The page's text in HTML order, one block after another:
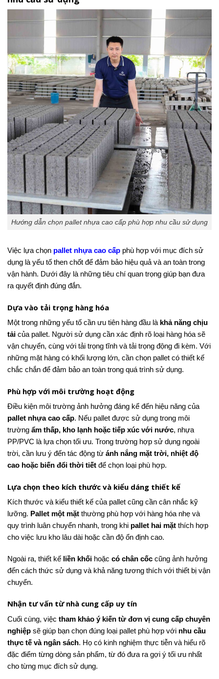
Hướng dẫn chọn pallet nhựa cao cấp phù hợp nhu cầu sử dụng
Việc lựa chọn pallet nhựa cao cấp phù hợp với mục đích sử
dụng là yếu tố then chốt để đảm bảo hiệu quả và an toàn trong
vận hành. Dưới đây là những tiêu chí quan trọng giúp bạn đưa
ra quyết định đúng đắn.
Dựa vào tải trọng hàng hóa
Một trong những yếu tố cần ưu tiên hàng đầu là khả năng chịu
tải của pallet. Người sử dụng cần xác định rõ loại hàng hóa sẽ
vận chuyển, cùng với tải trọng tĩnh và tải trọng động đi kèm. Với
những mặt hàng có khối lượng lớn, cần chọn pallet có thiết kế
chắc chắn để đảm bảo an toàn trong quá trình sử dụng.
Phù hợp với môi trường hoạt động
Điều kiện môi trường ảnh hưởng đáng kể đến hiệu năng của
pallet nhựa cao cấp. Nếu pallet được sử dụng trong môi
trường ẩm thấp, kho lạnh hoặc tiếp xúc với nước, nhựa
PP/PVC là lựa chọn tối ưu. Trong trường hợp sử dụng ngoài
trời, cần lưu ý đến tác động từ ánh nắng mặt trời, nhiệt độ
cao hoặc biến đổi thời tiết để chọn loại phù hợp.
Lựa chọn theo kích thước và kiểu dáng thiết kế
Kích thước và kiểu thiết kế của pallet cũng cần cân nhắc kỹ
lưỡng. Pallet một mặt thường phù hợp với hàng hóa nhẹ và
quy trình luân chuyển nhanh, trong khi pallet hai mặt thích hợp
cho việc lưu kho lâu dài hoặc cần độ ổn định cao.
Ngoài ra, thiết kế liền khối hoặc có chân cốc cũng ảnh hưởng
đến cách thức sử dụng và khả năng tương thích với thiết bị vận
chuyển.
Nhận tư vấn từ nhà cung cấp uy tín
Cuối cùng, việc tham khảo ý kiến từ đơn vị cung cấp chuyên
nghiệp sẽ giúp bạn chọn đúng loại pallet phù hợp với nhu cầu
thực tế và ngân sách. Họ có kinh nghiệm thực tiễn và hiểu rõ
đặc điểm từng dòng sản phẩm, từ đó đưa ra gợi ý tối ưu nhất
cho từng mục đích sử dụng.